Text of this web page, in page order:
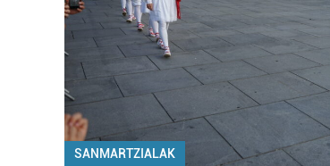
SANMARTZIALAK